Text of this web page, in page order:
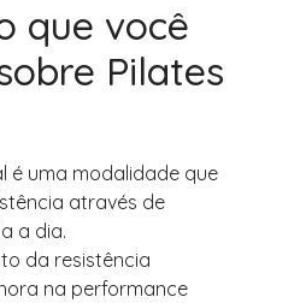
que você
Pilates
é uma modalidade que
através de
a dia.
da resistência
na performance